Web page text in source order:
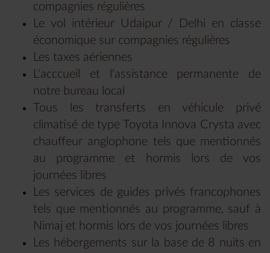
compagnies régulières
Le vol intérieur Udaipur / Delhi en classe
économique sur compagnies régulières
Les taxes aériennes
L'acccueil et l'assistance permanente de
notre bureau local
Tous les transferts en véhicule privé
climatisé de type Toyota Innova Crysta avec
chauffeur anglophone tels que mentionnés
au programme et hormis lors de vos
journées libres
Les services de guides privés francophones
tels que mentionnés au programme, sauf à
Nimaj et hormis lors de vos journées libres
Les hébergements sur la base de 8 nuits en